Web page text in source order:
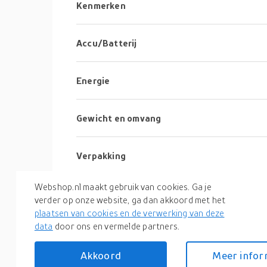
Kenmerken
Accu/Batterij
Energie
Gewicht en omvang
Verpakking
Inhoud van de verpakking
Logistieke gegevens
Webshop.nl maakt gebruik van cookies. Ga je
verder op onze website, ga dan akkoord met het
plaatsen van cookies en de verwerking van deze
data door ons en vermelde partners.
Akkoord Meer